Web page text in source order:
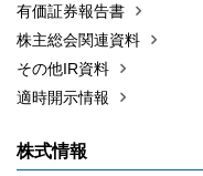
有価証券報告書
株主総会関連資料
その他IR資料
適時開示情報
株式情報